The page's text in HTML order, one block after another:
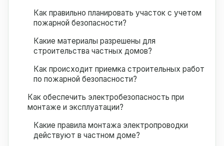
Как правильно планировать участок с учетом
пожарной безопасности?
Какие материалы разрешены для
строительства частных домов?
Как происходит приемка строительных работ
по пожарной безопасности?
Как обеспечить электробезопасность при
монтаже и эксплуатации?
Какие правила монтажа электропроводки
действуют в частном доме?